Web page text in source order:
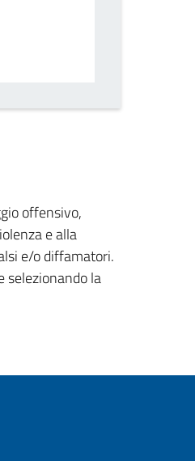
offensivo,
e alla
e/o diffamatori.
selezionando la